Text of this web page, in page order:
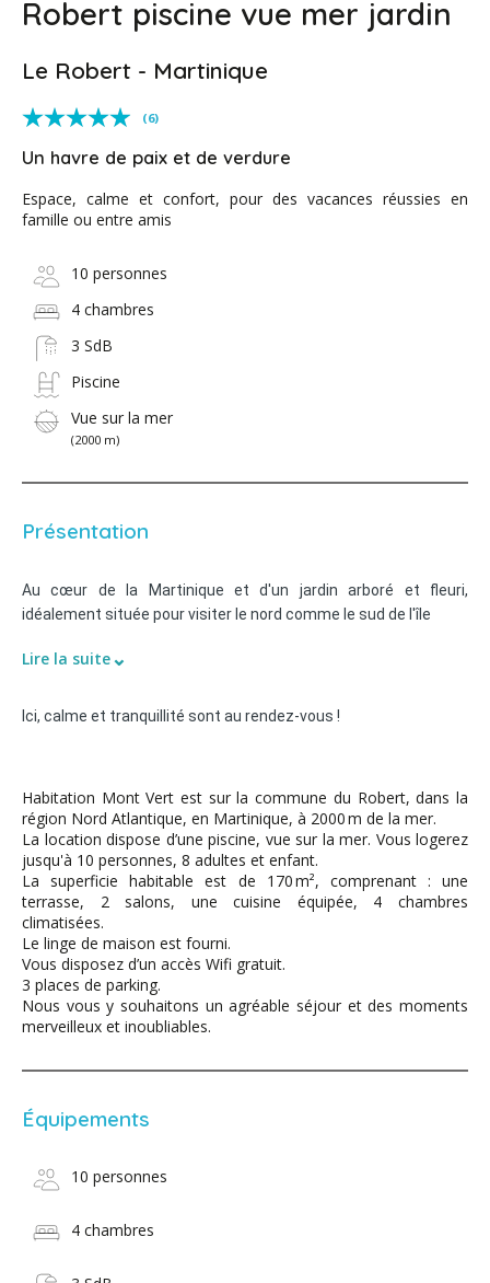
Robert piscine vue mer jardin
Le Robert - Martinique
(6)
Un havre de paix et de verdure
Espace, calme et confort, pour des vacances réussies en
famille ou entre amis
10 personnes
4 chambres
3 SdB
Piscine
Vue sur la mer
(2000 m)
Présentation
Au cœur de la Martinique et d'un jardin arboré et fleuri,
idéalement située pour visiter le nord comme le sud de l'île
Lire la suite⌄
Ici, calme et tranquillité sont au rendez-vous !
Habitation Mont Vert est sur la commune du Robert, dans la
région Nord Atlantique, en Martinique, à 2000 m de la mer.
La location dispose d’une piscine, vue sur la mer. Vous logerez
jusqu'à 10 personnes, 8 adultes et enfant.
La superficie habitable est de 170 m², comprenant : une
terrasse, 2 salons, une cuisine équipée, 4 chambres
climatisées.
Le linge de maison est fourni.
Vous disposez d’un accès Wifi gratuit.
3 places de parking.
Nous vous y souhaitons un agréable séjour et des moments
merveilleux et inoubliables.
Équipements
10 personnes
4 chambres